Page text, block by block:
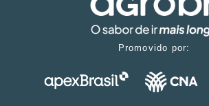
Promovido por: